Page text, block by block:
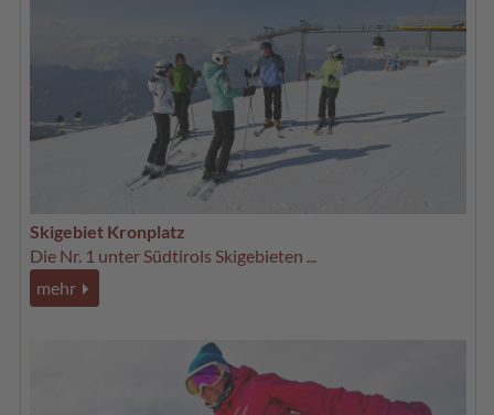
Skigebiet Kronplatz
Die Nr. 1 unter Südtirols Skigebieten ...
mehr